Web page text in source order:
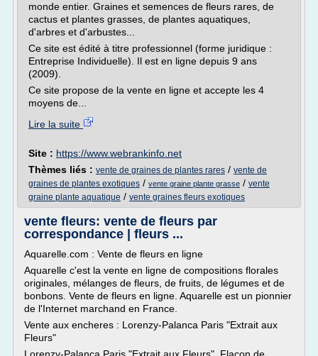
monde entier. Graines et semences de fleurs rares, de
cactus et plantes grasses, de plantes aquatiques,
d'arbres et d'arbustes...
Ce site est édité à titre professionnel (forme juridique :
Entreprise Individuelle). Il est en ligne depuis 9 ans
(2009).
Ce site propose de la vente en ligne et accepte les 4
moyens de...
Lire la suite
Site : https://www.webrankinfo.net
Thèmes liés : vente de graines de plantes rares / vente de
graines de plantes exotiques / vente graine plante grasse / vente
graine plante aquatique / vente graines fleurs exotiques
vente fleurs: vente de fleurs par
correspondance | fleurs ...
Aquarelle.com : Vente de fleurs en ligne
Aquarelle c'est la vente en ligne de compositions florales
originales, mélanges de fleurs, de fruits, de légumes et de
bonbons. Vente de fleurs en ligne. Aquarelle est un pionnier
de l'Internet marchand en France.
Vente aux encheres : Lorenzy-Palanca Paris "Extrait aux
Fleurs"